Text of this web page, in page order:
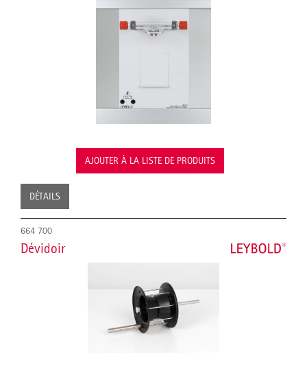
AJOUTER À LA LISTE DE PRODUITS
DÉTAILS
664 700
Dévidoir